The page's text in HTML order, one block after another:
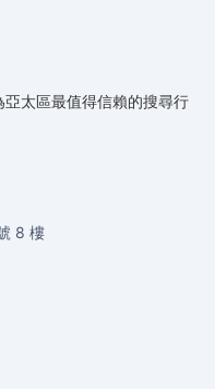
亞太區最值得信賴的搜尋行
8 樓